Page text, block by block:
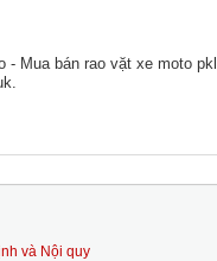
- Mua bán rao vặt xe moto
và Nội quy